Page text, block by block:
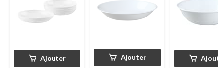
Ajouter Ajouter